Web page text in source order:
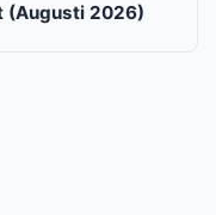
(Augusti 2026)